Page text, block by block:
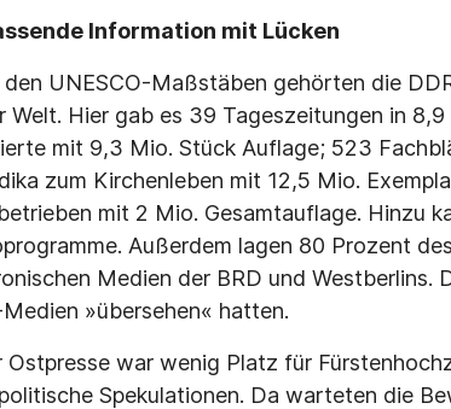
Information mit Lücken
den UNESCO-Maßstäben gehörten die
Welt. Hier gab es 39 Tageszeitungen in
mit 9,3 Mio. Stück Auflage; 523
zum Kirchenleben mit 12,5 Mio.
mit 2 Mio. Gesamtauflage. Hinzu
Außerdem lagen 80 Prozent
Medien der BRD und
»übersehen« hatten.
Ostpresse war wenig Platz für
Spekulationen. Da warteten die